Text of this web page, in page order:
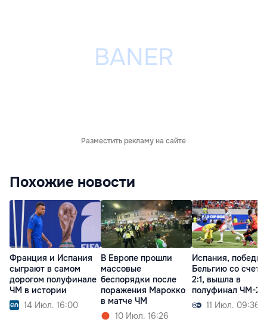
Разместить рекламу на сайте
Похожие новости
Франция и Испания
сыграют в самом
дорогом полуфинале
ЧМ в истории
14 Июл. 16:00
В Европе прошли
массовые
беспорядки после
поражения Марокко
в матче ЧМ
10 Июл. 16:26
Испания, победив
Бельгию со
2:1, вышла в
полуфинал ЧМ-
11 Июл. 09:36